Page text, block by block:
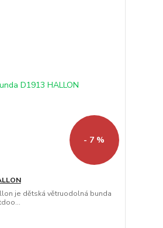
- 7 %
je dětská větruodolná bunda